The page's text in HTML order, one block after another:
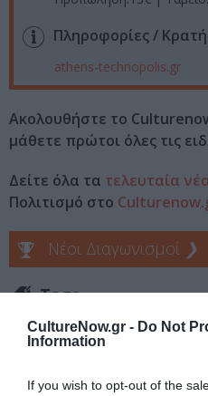
CultureNow.gr - Do Not
Information
If you wish to opt-out of the
Πληροφορίες /
athens-technopolis.gr
Ακολουθήστε το
μάθετε πρώτοι όλες τις
Δείτε όλα τα τελευταία
Πολιτισμό στο
Νέοι Διαγωνισμοί ❯
Tags
ΕΝΤΕΧΝΟ - ΛΑΪΚΟ - ΠΑΡΑΔΟΣΙΑΚΗ